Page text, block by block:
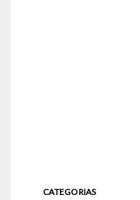
CATEGORIAS